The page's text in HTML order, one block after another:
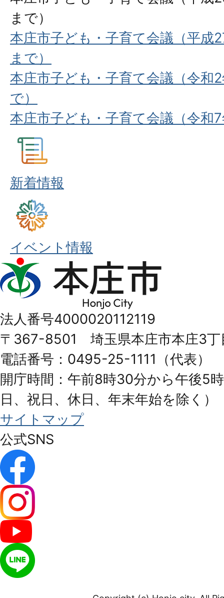
まで）
本庄市子ども・子育て会議（平成
まで）
本庄市子ども・子育て会議（令和
で）
本庄市子ども・子育て会議（令和
新着情報
イベント情報
本
庄
Honjo
City
法人番号4000020112119
〒367-8501 埼玉県本庄市本庄3丁
電話番号：0495-25-1111（代表）
開庁時間：午前8時30分から午後5
日、祝日、休日、年末年始を除く）
サイトマップ
公式SNS